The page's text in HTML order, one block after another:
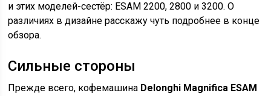
и этих моделей-сестёр: ESAM 2200, 2800 и 3200. О
различиях в дизайне расскажу чуть подробнее в конце
обзора.
Сильные стороны
Прежде всего, кофемашина Delonghi Magnifica ESAM